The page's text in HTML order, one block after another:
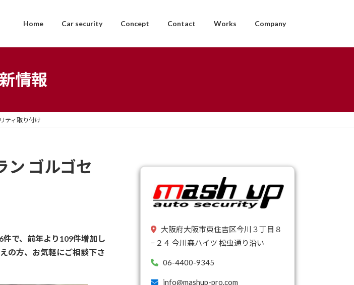
Home Car security Concept Contact Works Company
情報
ティ取り付け
ン ゴルゴセ
で、前年より109件増加し
の方、お気軽にご相談下さ
大阪府大阪市東住吉区今川３丁目８
−２４ 今川森ハイツ 松虫通り沿い
06-4400-9345
info@mashup-pro.com